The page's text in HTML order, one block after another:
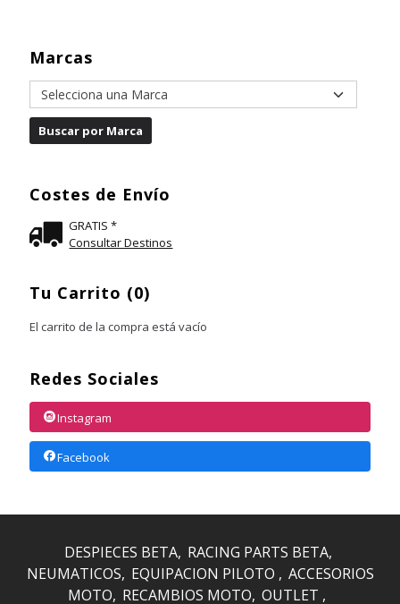
Marcas
Costes de Envío
GRATIS *
Consultar Destinos
Tu Carrito (0)
El carrito de la compra está vacío
Redes Sociales
Instagram
Facebook
DESPIECES BETA RACING PARTS BETA
NEUMATICOS EQUIPACION PILOTO
ACCESORIOS
MOTO RECAMBIOS MOTO OUTLET